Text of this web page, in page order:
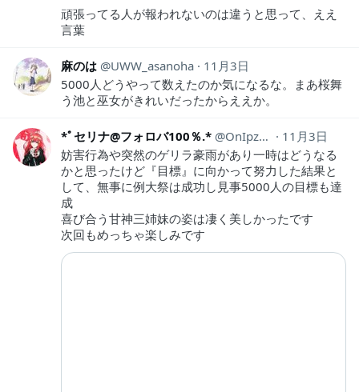
頑張ってる人が報われないのは違うと思って、ええ
言葉
麻のは UWW_asanoha
11月3日
5000人どうやって数えたのか気になるな。まあ桜舞
う池と巫女がきれいだったからええか。
*ﾟセリナ@フォロバ100％.* OnIpzEYWGRovbEw
11月3日
妨害行為や突然のゲリラ豪雨があり一時はどうなる
かと思ったけど『目標』に向かって努力した結果と
して、無事に例大祭は成功し見事5000人の目標も達
成
喜び合う甘神三姉妹の姿は凄く美しかったです
次回もめっちゃ楽しみです